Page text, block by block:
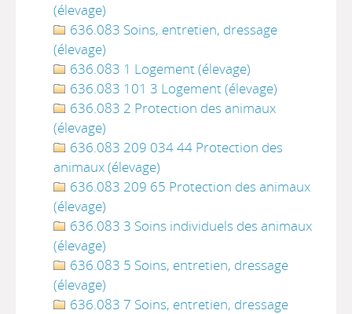
(élevage)
636.083 Soins, entretien, dressage
(élevage)
636.083 1 Logement (élevage)
636.083 101 3 Logement (élevage)
636.083 2 Protection des animaux
(élevage)
636.083 209 034 44 Protection des
animaux (élevage)
636.083 209 65 Protection des animaux
(élevage)
636.083 3 Soins individuels des animaux
(élevage)
636.083 5 Soins, entretien, dressage
(élevage)
636.083 7 Soins, entretien, dressage